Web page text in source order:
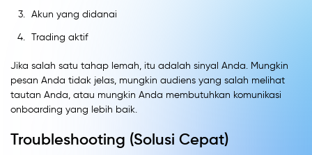
Akun yang didanai
Trading aktif
Jika salah satu tahap lemah, itu adalah sinyal Anda. Mungkin
pesan Anda tidak jelas, mungkin audiens yang salah melihat
tautan Anda, atau mungkin Anda membutuhkan komunikasi
onboarding yang lebih baik.
Troubleshooting (Solusi Cepat)